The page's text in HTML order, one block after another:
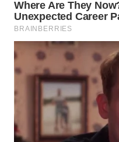
ID
CO ID
WAHANANEWS
SPORT